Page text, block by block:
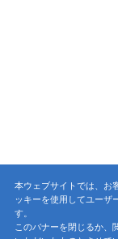
本ウェブサイトでは、お
ッキーを使用してユーザ
す。
このバナーを閉じるか、